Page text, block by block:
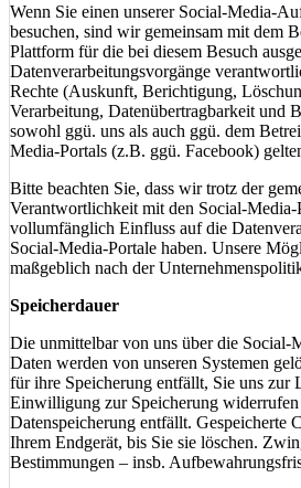
Wenn Sie einen unserer Social-Media-
besuchen, sind wir gemeinsam mit dem
Plattform für die bei diesem Besuch
Datenverarbeitungsvorgänge
Rechte (Auskunft, Berichtigung,
Verarbeitung, Datenübertragbarkeit und
sowohl ggü. uns als auch ggü. dem
Media-Portals (z.B. ggü. Facebook)
Bitte beachten Sie, dass wir trotz der
Verantwortlichkeit mit den Social-
vollumfänglich Einfluss auf die
Social-Media-Portale haben. Unsere
maßgeblich nach der
Speicherdauer
Die unmittelbar von uns über die Social-
Daten werden von unseren Systemen
für ihre Speicherung entfällt, Sie uns zur
Einwilligung zur Speicherung
Datenspeicherung entfällt. Gespeicherte
Ihrem Endgerät, bis Sie sie löschen.
Bestimmungen – insb.